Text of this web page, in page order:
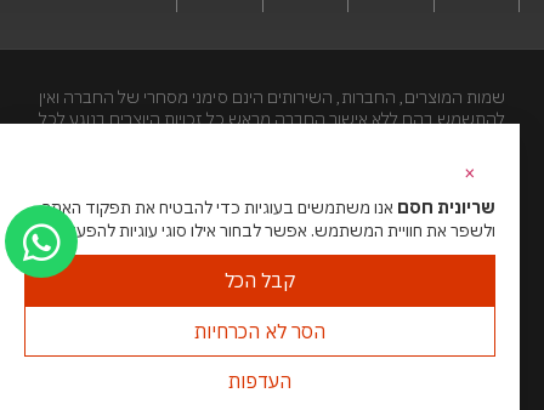
שמות המוצרים, החברות, השירותים הינם סימני מסחרי של החברה ואין
להתשמש בהם ללא אישור החברה מראש.כל זכויות היוצרים בנוגע לכל
האתר מנוהל ע”י גאו מדיהסוכנות דיגיטל
×
שריונית חסם אנו משתמשים בעוגיות כדי להבטיח את תפקוד האתר
ולשפר את חוויית המשתמש. אפשר לבחור אילו סוגי עוגיות להפעיל.
קבל הכל
הסר לא הכרחיות
העדפות